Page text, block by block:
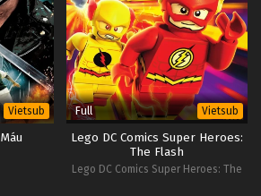
Vietsub Full Vietsub
Lego DC Comics Super Heroes:
The Flash
Lego DC Comics Super Heroes: The